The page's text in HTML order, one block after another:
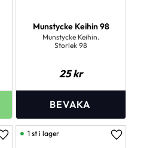
Munstycke Keihin 98
Munstycke Keihin.
Storlek 98
25kr
Lägg till i favoriter Lägg till i
1 st i lager